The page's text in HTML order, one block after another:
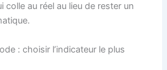
colle au réel au lieu de rester un
: choisir l’indicateur le plus